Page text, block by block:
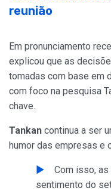
reunião
Em pronunciamento
explicou que as
tomadas com base em
com foco na pesquisa
chave.
Tankan continua a ser
humor das empresas e
Com isso, as
sentimento do